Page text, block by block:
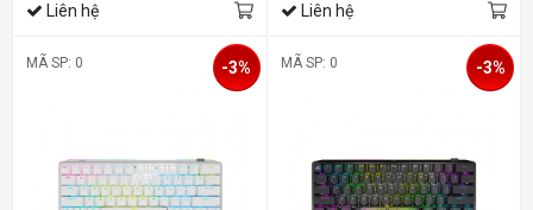
Liên hệ Liên hệ
MÃ SP: 0 -3% MÃ SP: 0 -3%